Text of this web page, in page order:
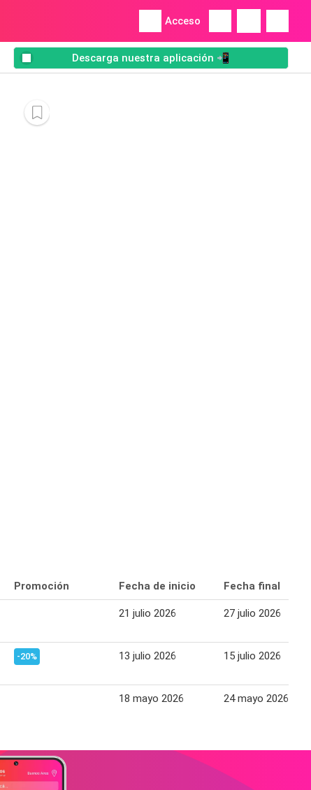
Acceso
Descarga nuestra aplicación 📲
Promoción Fecha de inicio Fecha final
21 julio 2026 27 julio 2026
-20% 13 julio 2026 15 julio 2026
18 mayo 2026 24 mayo 2026